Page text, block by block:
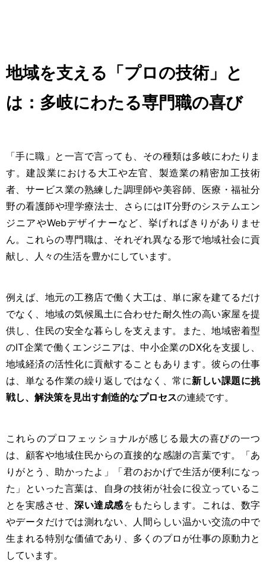
地域を支える「プロの技術」と
は：多岐にわたる専門職の喜び
「手に職」と一言で言っても、その種類は多岐にわたりま
す。建設業における大工や左官、製造業の精密加工技術
者、サービス業の熟練した調理師や美容師、医療・福祉分
野の看護師や理学療法士、さらにはIT分野のシステムエン
ジニアやWebデザイナーなど、挙げればきりがありませ
ん。これらの専門職は、それぞれ異なる形で地域社会に貢
献し、人々の生活を豊かにしています。
例えば、地元の工務店で働く大工は、単に家を建てるだけ
でなく、地域の気候風土に合わせた耐久性の高い家屋を提
供し、住民の安全な暮らしを支えます。また、地域密着型
のIT企業で働くエンジニアは、中小企業のDX化を支援し、
地域経済の活性化に貢献することもあります。彼らの仕事
は、単なる作業の繰り返しではなく、常に新しい課題に挑
戦し、解決策を見出す創造的なプロセスの連続です。
これらのプロフェッショナルが感じる最大の喜びの一つ
は、顧客や地域住民からの直接的な感謝の言葉です。「あ
りがとう、助かったよ」「君のおかげで生活が便利になっ
た」といった言葉は、自身の技術が社会に役立っているこ
とを実感させ、深い達成感をもたらします。これは、数字
やデータだけでは測れない、人間らしい温かい交流の中で
生まれる特別な価値であり、多くのプロが仕事の原動力と
しています。